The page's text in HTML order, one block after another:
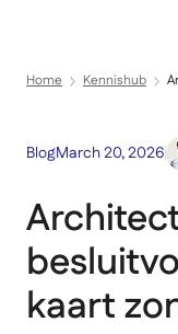
Home Kennishub
BlogMarch 20, 2026
kaart